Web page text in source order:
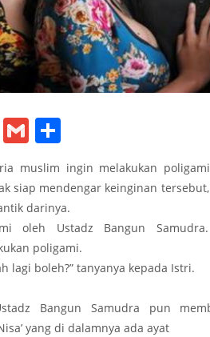
T G
m
ail
h
ar
e
muslim ingin melakukan
siap mendengar keinginan
darinya.
oleh Ustadz Bangun
poligami.
lagi boleh?” tanyanya kepada Istri.
Bangun Samudra pun
yang di dalamnya ada ayat